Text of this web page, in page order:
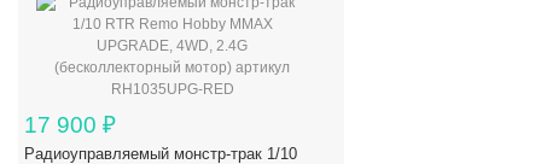
17 900 ₽
Радиоуправляемый монстр-трак 1/10